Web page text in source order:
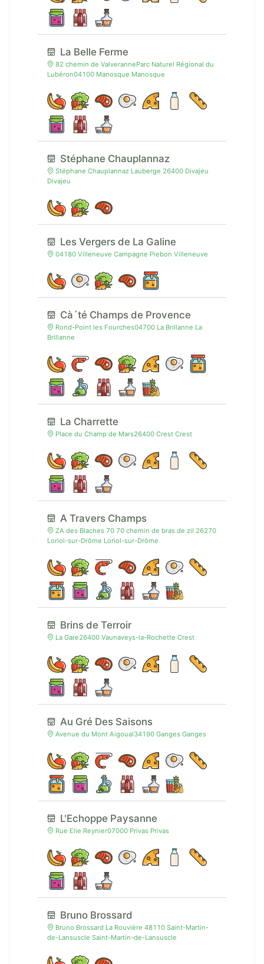
La Belle Ferme
82 chemin de ValveranneParc Naturel Régional du
Lubéron04100 Manosque Manosque
Stéphane Chauplannaz
Stéphane Chauplannaz Lauberge 26400 Divajeu
Divajeu
Les Vergers de La Galine
04180 Villeneuve Campagne Piebon Villeneuve
Cà´té Champs de Provence
Rond-Point les Fourches04700 La Brillanne La
Brillanne
La Charrette
Place du Champ de Mars26400 Crest Crest
A Travers Champs
ZA des Blaches 70 70 chemin de bras de zil 26270
Loriol-sur-Drôme Loriol-sur-Drôme
Brins de Terroir
La Gare26400 Vaunaveys-la-Rochette Crest
Au Gré Des Saisons
Avenue du Mont Aigoual34190 Ganges Ganges
L'Echoppe Paysanne
Rue Elie Reynier07000 Privas Privas
Bruno Brossard
Bruno Brossard La Rouvière 48110 Saint-Martin-
de-Lansuscle Saint-Martin-de-Lansuscle